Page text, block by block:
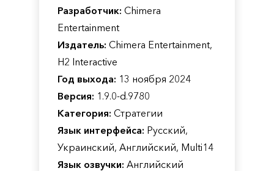
Разработчик: Chimera
Entertainment
Издатель: Chimera Entertainment,
H2 Interactive
Год выхода: 13 ноября 2024
Версия: 1.9.0-d.9780
Категория: Стратегии
Язык интерфейса: Русский,
Украинский, Английский, Multi14
Язык озвучки: Английский